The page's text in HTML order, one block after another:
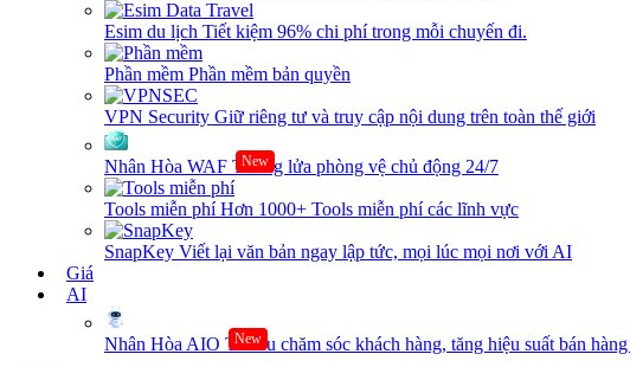
Esim du lịch Tiết kiệm 96% chi phí trong mỗi chuyến đi.
Phần mềm Phần mềm bản quyền
VPN Security Giữ riêng tư và truy cập nội dung trên toàn thế giới
Nhân Hòa WAF New
Tường lửa phòng vệ chủ động 24/7
Tools miễn phíHơn 1000+ Tools miễn phí các lĩnh vực
SnapKey Viết lại văn bản ngay lập tức, mọi lúc mọi nơi với AI
Giá
AI
Nhân Hòa AIO New
Tối ưu chăm sóc khách hàng, tăng hiệu suất bán